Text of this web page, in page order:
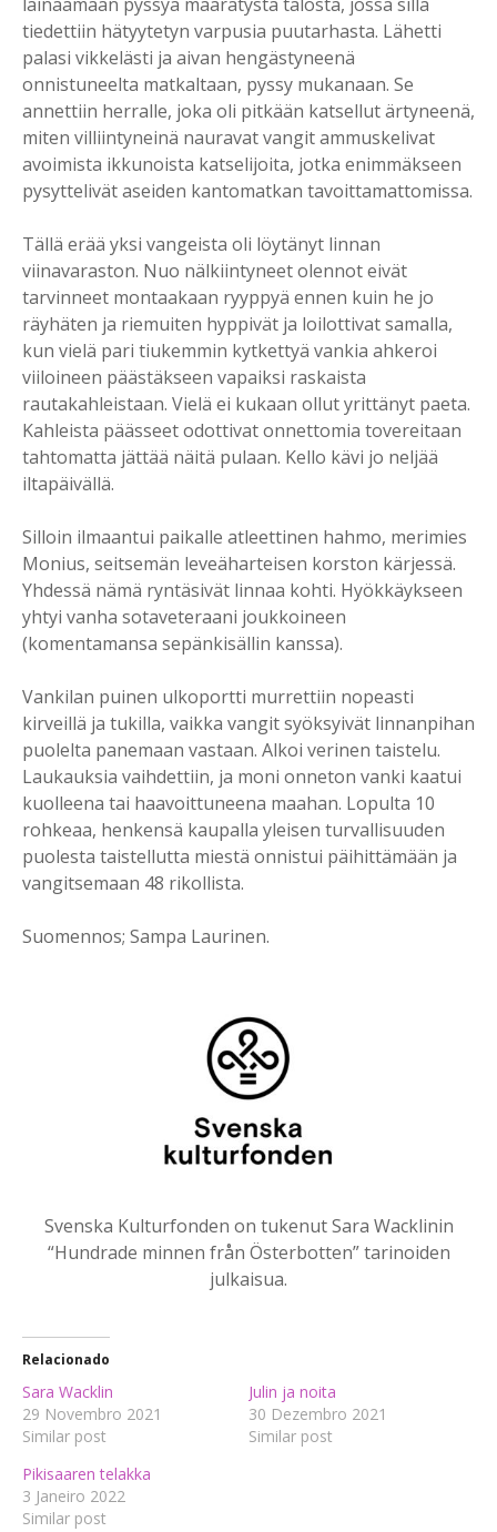
lainaamaan pyssyä määrätystä talosta, jossa sillä
tiedettiin hätyytetyn varpusia puutarhasta. Lähetti
palasi vikkelästi ja aivan hengästyneenä
onnistuneelta matkaltaan, pyssy mukanaan. Se
annettiin herralle, joka oli pitkään katsellut ärtyneenä,
miten villiintyneinä nauravat vangit ammuskelivat
avoimista ikkunoista katselijoita, jotka enimmäkseen
pysyttelivät aseiden kantomatkan tavoittamattomissa.
Tällä erää yksi vangeista oli löytänyt linnan
viinavaraston. Nuo nälkiintyneet olennot eivät
tarvinneet montaakaan ryyppyä ennen kuin he jo
räyhäten ja riemuiten hyppivät ja loilottivat samalla,
kun vielä pari tiukemmin kytkettyä vankia ahkeroi
viiloineen päästäkseen vapaiksi raskaista
rautakahleistaan. Vielä ei kukaan ollut yrittänyt paeta.
Kahleista päässeet odottivat onnettomia tovereitaan
tahtomatta jättää näitä pulaan. Kello kävi jo neljää
iltapäivällä.
Silloin ilmaantui paikalle atleettinen hahmo, merimies
Monius, seitsemän leveäharteisen korston kärjessä.
Yhdessä nämä ryntäsivät linnaa kohti. Hyökkäykseen
yhtyi vanha sotaveteraani joukkoineen
(komentamansa sepänkisällin kanssa).
Vankilan puinen ulkoportti murrettiin nopeasti
kirveillä ja tukilla, vaikka vangit syöksyivät linnanpihan
puolelta panemaan vastaan. Alkoi verinen taistelu.
Laukauksia vaihdettiin, ja moni onneton vanki kaatui
kuolleena tai haavoittuneena maahan. Lopulta 10
rohkeaa, henkensä kaupalla yleisen turvallisuuden
puolesta taistellutta miestä onnistui päihittämään ja
vangitsemaan 48 rikollista.
Suomennos; Sampa Laurinen.
Svenska Kulturfonden on tukenut Sara Wacklinin
“Hundrade minnen från Österbotten” tarinoiden
julkaisua.
Relacionado
Sara Wacklin
29 Novembro 2021
Similar post
Julin ja noita
30 Dezembro 2021
Similar post
Pikisaaren telakka
3 Janeiro 2022
Similar post